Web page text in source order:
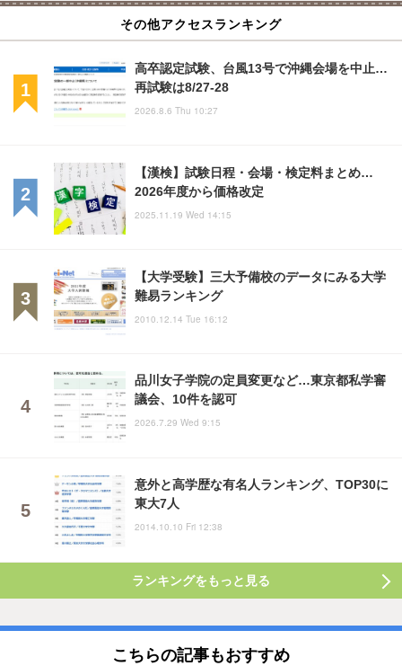
その他アクセスランキング
高卒認定試験、台風13号で沖縄会場を中止…
再試験は8/27-28
2026.8.6 Thu 10:27
【漢検】試験日程・会場・検定料まとめ…
2026年度から価格改定
2025.11.19 Wed 14:15
【大学受験】三大予備校のデータにみる大学
難易ランキング
2010.12.14 Tue 16:12
品川女子学院の定員変更など…東京都私学審
議会、10件を認可
2026.7.29 Wed 9:15
意外と高学歴な有名人ランキング、TOP30に
東大7人
2014.10.10 Fri 12:38
ランキングをもっと見る
こちらの記事もおすすめ